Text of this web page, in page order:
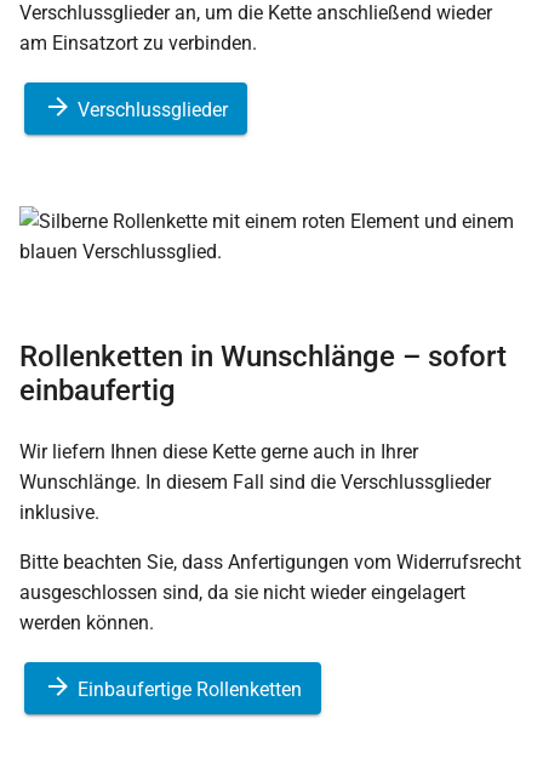
Verschlussglieder an, um die Kette anschließend wieder
am Einsatzort zu verbinden.
Verschlussglieder
Rollenketten in Wunschlänge – sofort
einbaufertig
Wir liefern Ihnen diese Kette gerne auch in Ihrer
Wunschlänge. In diesem Fall sind die Verschlussglieder
inklusive.
Bitte beachten Sie, dass Anfertigungen vom Widerrufsrecht
ausgeschlossen sind, da sie nicht wieder eingelagert
werden können.
Einbaufertige Rollenketten